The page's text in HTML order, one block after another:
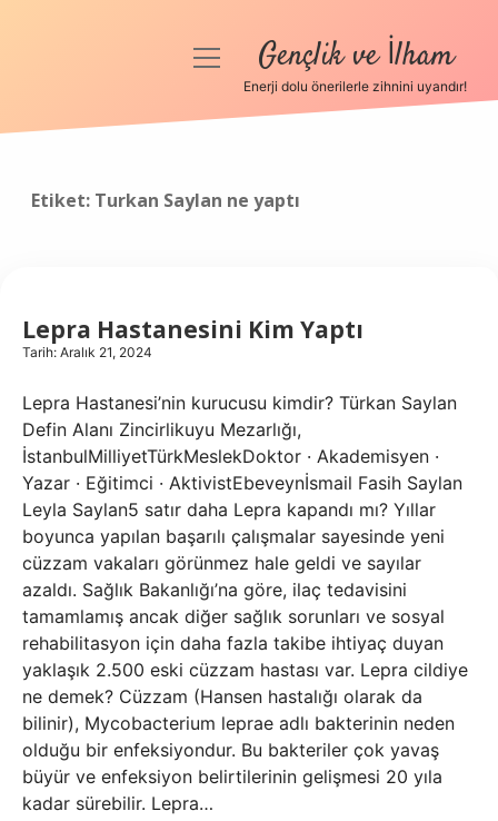
Anasayfa
menüyüGençlik ve İlham
Enerji dolu önerilerle zihnini uyandır!
Etiket: Turkan Saylan ne yaptı
Lepra Hastanesini Kim Yaptı
Tarih: Aralık 21, 2024
Lepra Hastanesi’nin kurucusu kimdir? Türkan Saylan
Defin Alanı Zincirlikuyu Mezarlığı,
İstanbulMilliyetTürkMeslekDoktor · Akademisyen ·
Yazar · Eğitimci · AktivistEbeveynİsmail Fasih Saylan
Leyla Saylan5 satır daha Lepra kapandı mı? Yıllar
boyunca yapılan başarılı çalışmalar sayesinde yeni
cüzzam vakaları görünmez hale geldi ve sayılar
azaldı. Sağlık Bakanlığı’na göre, ilaç tedavisini
tamamlamış ancak diğer sağlık sorunları ve sosyal
rehabilitasyon için daha fazla takibe ihtiyaç duyan
yaklaşık 2.500 eski cüzzam hastası var. Lepra cildiye
ne demek? Cüzzam (Hansen hastalığı olarak da
bilinir), Mycobacterium leprae adlı bakterinin neden
olduğu bir enfeksiyondur. Bu bakteriler çok yavaş
büyür ve enfeksiyon belirtilerinin gelişmesi 20 yıla
kadar sürebilir. Lepra…